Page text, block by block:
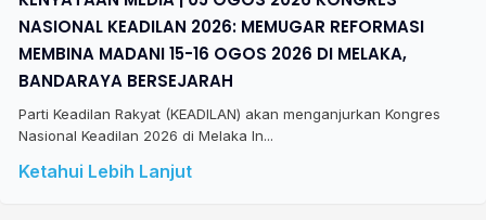
NASIONAL KEADILAN 2026: MEMUGAR REFORMASI
MEMBINA MADANI 15-16 OGOS 2026 DI MELAKA,
BANDARAYA BERSEJARAH
Parti Keadilan Rakyat (KEADILAN) akan menganjurkan Kongres
Nasional Keadilan 2026 di Melaka In...
Ketahui Lebih Lanjut